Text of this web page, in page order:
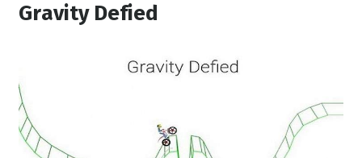
Gravity Defied